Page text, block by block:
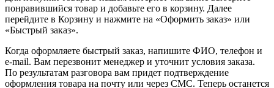
понравившийся товар и добавьте его в корзину. Далее
перейдите в Корзину и нажмите на «Оформить заказ» или
«Быстрый заказ».
Когда оформляете быстрый заказ, напишите ФИО, телефон и
e-mail. Вам перезвонит менеджер и уточнит условия заказа.
По результатам разговора вам придет подтверждение
оформления товара на почту или через СМС. Теперь останется